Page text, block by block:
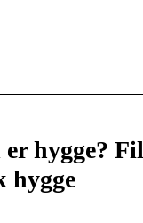
hygge?
hygge